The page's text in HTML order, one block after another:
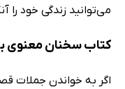
می‌توانید زندگی خود را
کتاب سخنان معنوی
اگر به خواندن جملات